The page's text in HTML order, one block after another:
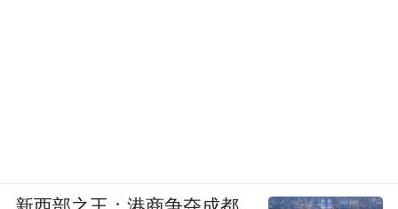
块，简约、冷酷又高级。